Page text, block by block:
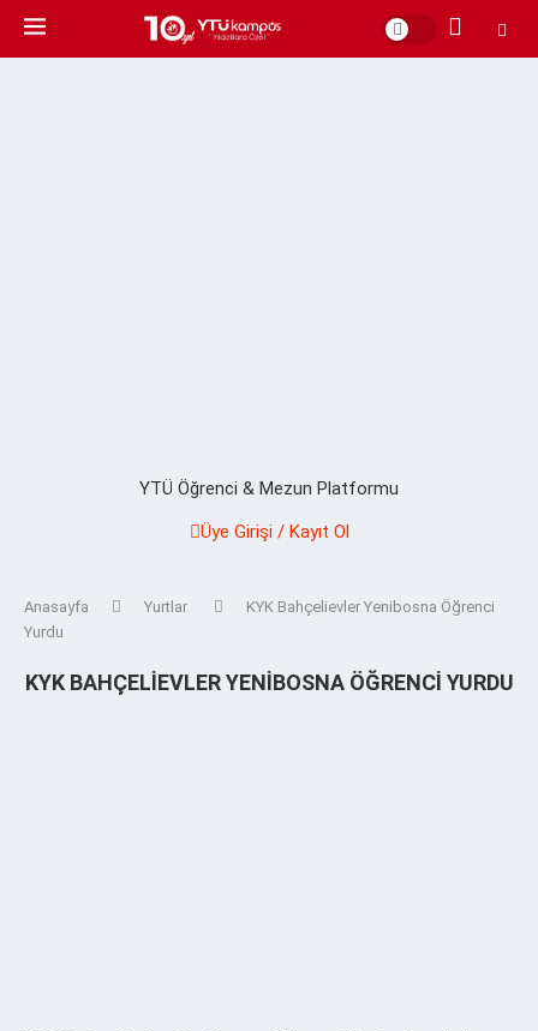
YTÜ Öğrenci & Mezun Platformu
Üye Girişi / Kayıt Ol
Anasayfa Yurtlar
KYK Bahçelievler Yenibosna Öğrenci
Yurdu
KYK BAHÇELIEVLER YENIBOSNA ÖĞRENCI YURDU